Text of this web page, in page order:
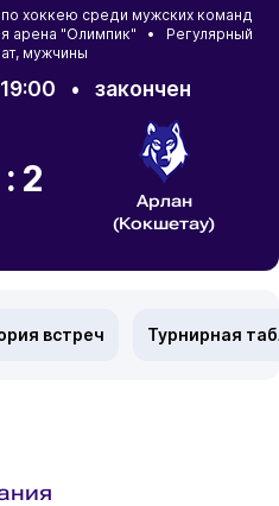
по хоккею среди мужских команд
арена "Олимпик" • Регулярный
мужчины
• закончен
Арлан
(Кокшетау)
встреч Турнирная